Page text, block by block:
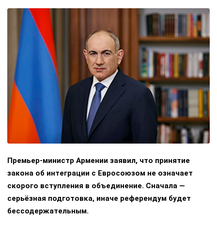
Премьер-министр Армении заявил, что принятие
закона об интеграции с Евросоюзом не означает
скорого вступления в объединение. Сначала —
серьёзная подготовка, иначе референдум будет
бессодержательным.